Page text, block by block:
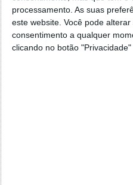
processamento. As suas
este website. Você pode
consentimento a qualquer
clicando no botão
Banda Larga
partilhar, irá
e escolherá